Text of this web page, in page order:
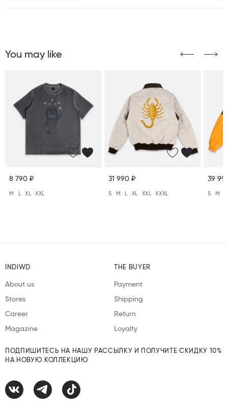
You may like
8 790 ₽
M XL XXL
31 990 ₽
S M XL XXL XXXL
39
S M
INDIWD
About us
Stores
Career
Magazine
THE BUYER
Payment
Shipping
Return
Loyalty
ПОДПИШИТЕСЬ НА НАШУ РАССЫЛКУ И ПОЛУЧИТЕ СКИДКУ 10%
НА НОВУЮ КОЛЛЕКЦИЮ